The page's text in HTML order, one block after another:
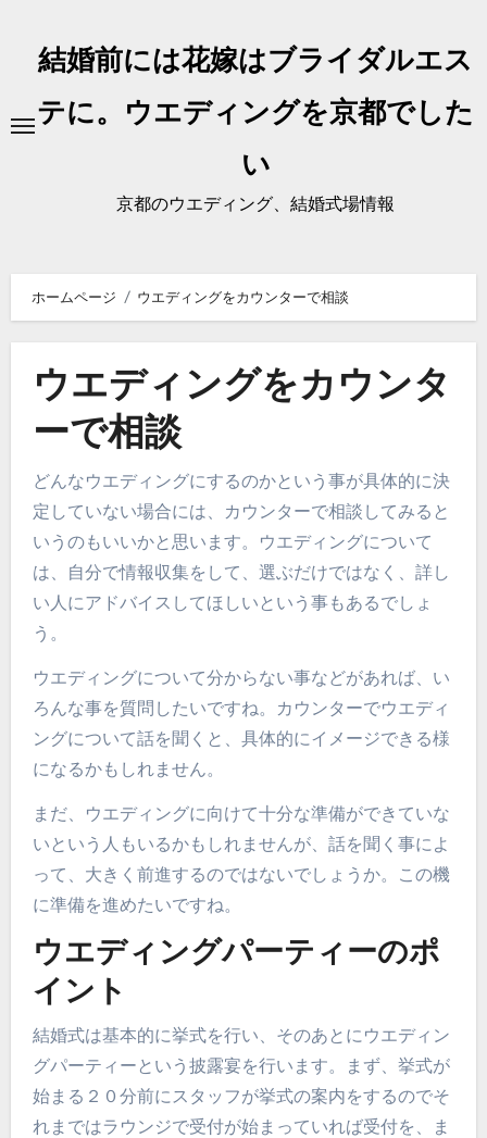
キ
結婚前には花嫁はブライダルエス
テに。ウエディングを京都でした
い
京都のウエディング、結婚式場情報
ホームページ ウエディングをカウンターで相談
ウエディングをカウンタ
ーで相談
どんなウエディングにするのかという事が具体的に決
定していない場合には、カウンターで相談してみると
いうのもいいかと思います。ウエディングについて
は、自分で情報収集をして、選ぶだけではなく、詳し
い人にアドバイスしてほしいという事もあるでしょ
う。
ウエディングについて分からない事などがあれば、い
ろんな事を質問したいですね。カウンターでウエディ
ングについて話を聞くと、具体的にイメージできる様
になるかもしれません。
まだ、ウエディングに向けて十分な準備ができていな
いという人もいるかもしれませんが、話を聞く事によ
って、大きく前進するのではないでしょうか。この機
に準備を進めたいですね。
ウエディングパーティーのポ
イント
結婚式は基本的に挙式を行い、そのあとにウエディン
グパーティーという披露宴を行います。まず、挙式が
始まる２０分前にスタッフが挙式の案内をするのでそ
れまではラウンジで受付が始まっていれば受付を、ま